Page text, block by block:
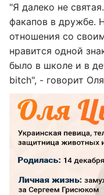
"Я далеко не
факапов в дружбе.
отношения со
нравится одной
было в школе и в
bitch", - говорит